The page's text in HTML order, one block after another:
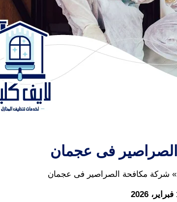
فى عجمان
شركة مكافحة الصراصير فى عجمان